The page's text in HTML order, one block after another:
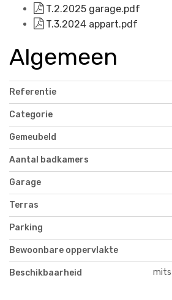
T.2.2025 garage.pdf
T.3.2024 appart.pdf
Algemeen
Referentie
Categorie
Gemeubeld
Aantal badkamers
Garage
Terras
Parking
Bewoonbare oppervlakte
Beschikbaarheid mits